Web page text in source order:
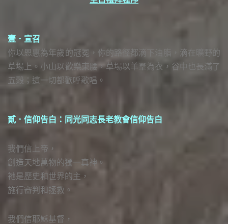
壹．宣召
你以恩惠為年歲的冠冕，你的路徑都滴下油脂，滴在曠野的
草場上。小山以歡樂束腰，草場以羊羣為衣，谷中也長滿了
五穀；這一切都歡呼歌唱。
貳．信仰告白：同光同志長老教會信仰告白
我們信上帝，
創造天地萬物的獨一真神。
祂是歷史和世界的主，
施行審判和拯救。
我們信耶穌基督，